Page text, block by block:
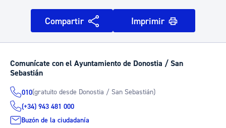
Compartir Imprimir
Comunícate con el Ayuntamiento de Donostia / San
Sebastián
010(gratuito desde Donostia / San Sebastián)
(+34) 943 481 000
Buzón de la ciudadanía